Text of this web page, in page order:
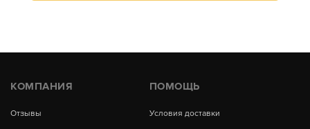
КОМПАНИЯ
Отзывы
ПОМОЩЬ
Условия доставки